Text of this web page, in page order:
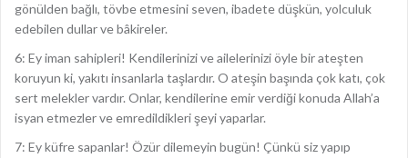
gönülden bağlı, tövbe etmesini seven, ibadete düşkün, yolculuk
edebilen dullar ve bâkireler.
6: Ey iman sahipleri! Kendilerinizi ve ailelerinizi öyle bir ateşten
koruyun ki, yakıtı insanlarla taşlardır. O ateşin başında çok katı, çok
sert melekler vardır. Onlar, kendilerine emir verdiği konuda Allah’a
isyan etmezler ve emredildikleri şeyi yaparlar.
7: Ey küfre sapanlar! Özür dilemeyin bugün! Çünkü siz yapıp